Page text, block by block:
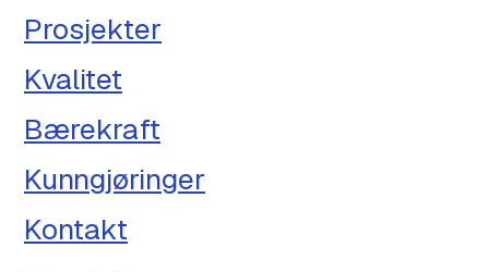
Prosjekter
Kvalitet
Bærekraft
Kunngjøringer
Kontakt